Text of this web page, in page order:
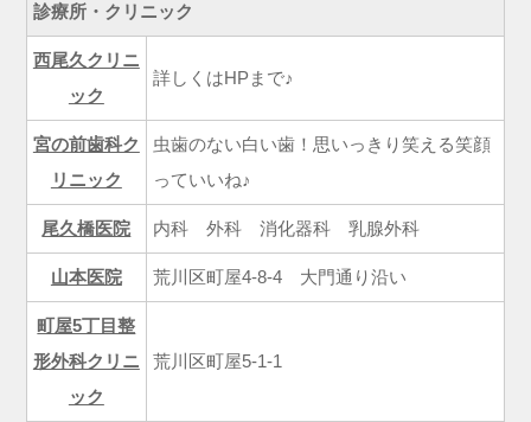
診療所・クリニック
西尾久クリニ
ック
詳しくはHPまで♪
宮の前歯科ク
リニック
虫歯のない白い歯！思いっきり笑える笑顔
っていいね♪
尾久橋医院 内科 外科 消化器科 乳腺外科
山本医院 荒川区町屋4-8-4 大門通り沿い
町屋5丁目整
形外科クリニ
ック
荒川区町屋5-1-1